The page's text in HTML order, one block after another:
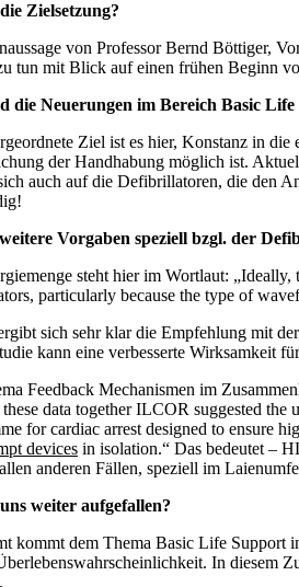
Zielsetzung?
von Professor Bernd Böttiger,
tun mit Blick auf einen frühen Beginn
die Neuerungen im Bereich Basic
Ziel ist es hier, Konstanz in
der Handhabung möglich ist.
auch auf die Defibrillatoren, die den
Vorgaben speziell bzgl. der
steht hier im Wortlaut:
particularly because the type of
sich sehr klar die Empfehlung mit
kann eine verbesserte Wirksamkeit
Feedback Mechanismen im
data together ILCOR suggested
for cardiac arrest designed to ensure
devices in isolation.“ Das bedeutet –
anderen Fällen, speziell im
weiter aufgefallen?
kommt dem Thema Basic Life Support
In diesem